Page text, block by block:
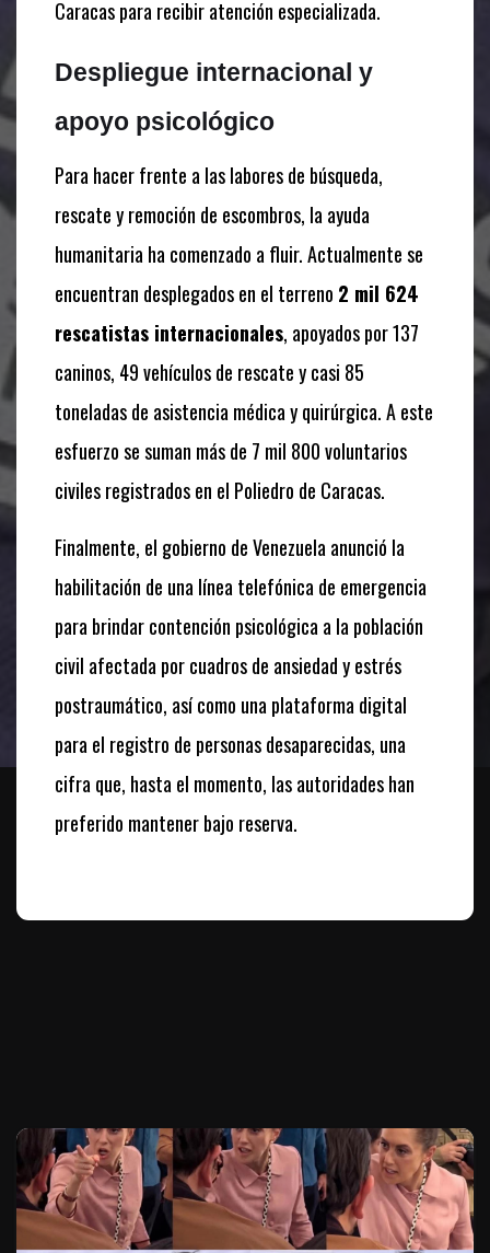
Caracas para recibir atención especializada.
Despliegue internacional y
apoyo psicológico
Para hacer frente a las labores de búsqueda,
rescate y remoción de escombros, la ayuda
humanitaria ha comenzado a fluir. Actualmente se
encuentran desplegados en el terreno 2 mil 624
rescatistas internacionales, apoyados por 137
caninos, 49 vehículos de rescate y casi 85
toneladas de asistencia médica y quirúrgica. A este
esfuerzo se suman más de 7 mil 800 voluntarios
civiles registrados en el Poliedro de Caracas.
Finalmente, el gobierno de Venezuela anunció la
habilitación de una línea telefónica de emergencia
para brindar contención psicológica a la población
civil afectada por cuadros de ansiedad y estrés
postraumático, así como una plataforma digital
para el registro de personas desaparecidas, una
cifra que, hasta el momento, las autoridades han
preferido mantener bajo reserva.